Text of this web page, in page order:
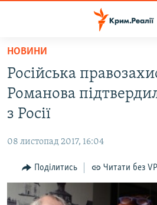
Перейти
основного
матеріалу
Перейти
до
основної
Перейти
до
пошуку
ВІДЕО ТА ФОТО
БЛОГИ
ПОГЛЯД
ІНТЕРВ'Ю
НОВИНИ
Російська
Романова
з Росії
08 листопад 2017, 16:04
Поділитись Читати без